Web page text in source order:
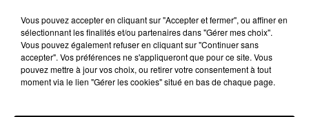
4 février 2025 - 4 min 40 sec
LES INFOS DU TARN DU 04/02/2025 À 17H00
Vous pouvez accepter en cliquant sur "Accepter et fermer", ou affiner en
sélectionnant les finalités et/ou partenaires dans "Gérer mes choix".
Vous pouvez également refuser en cliquant sur "Continuer sans
accepter". Vos préférences ne s'appliqueront que pour ce site. Vous
pouvez mettre à jour vos choix, ou retirer votre consentement à tout
moment via le lien "Gérer les cookies" situé en bas de chaque page.